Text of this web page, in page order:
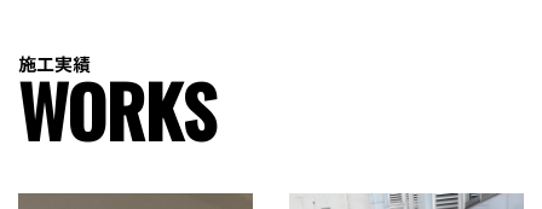
施工実績
WORKS